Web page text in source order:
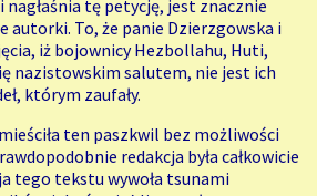
tę petycję, jest znacznie
autorki. To, że panie Dzierzgowska i
iż bojownicy Hezbollahu, Huti,
nazistowskim salutem, nie jest ich
którym zaufały.
ten paszkwil bez możliwości
redakcja była całkowicie
tego tekstu wywoła tsunami